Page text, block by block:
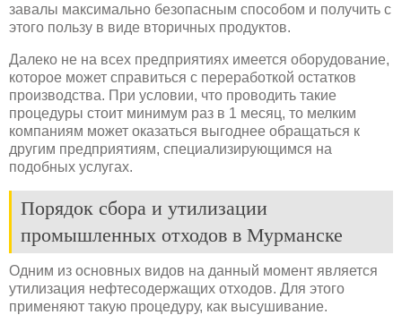
завалы максимально безопасным способом и получить с
этого пользу в виде вторичных продуктов.
Далеко не на всех предприятиях имеется оборудование,
которое может справиться с переработкой остатков
производства. При условии, что проводить такие
процедуры стоит минимум раз в 1 месяц, то мелким
компаниям может оказаться выгоднее обращаться к
другим предприятиям, специализирующимся на
подобных услугах.
Порядок сбора и утилизации
промышленных отходов в Мурманске
Одним из основных видов на данный момент является
утилизация нефтесодержащих отходов. Для этого
применяют такую процедуру, как высушивание.